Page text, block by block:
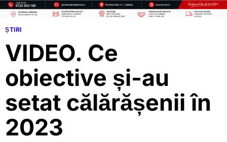
ȘTIRI
VIDEO. Ce
obiective și-au
setat călărășenii în
2023